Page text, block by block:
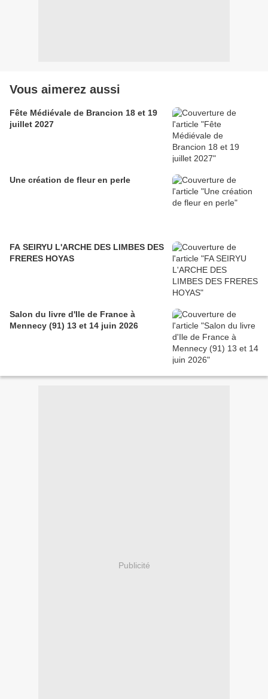
Vous aimerez aussi
Fête Médiévale de Brancion 18 et 19
juillet 2027
Une création de fleur en perle
FA SEIRYU L'ARCHE DES LIMBES DES
FRERES HOYAS
Salon du livre d'Ile de France à
Mennecy (91) 13 et 14 juin 2026
Publicité